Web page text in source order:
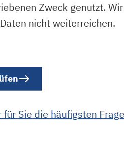
Zweck genutzt.
nicht weiterreichen.
für Sie die häufigsten